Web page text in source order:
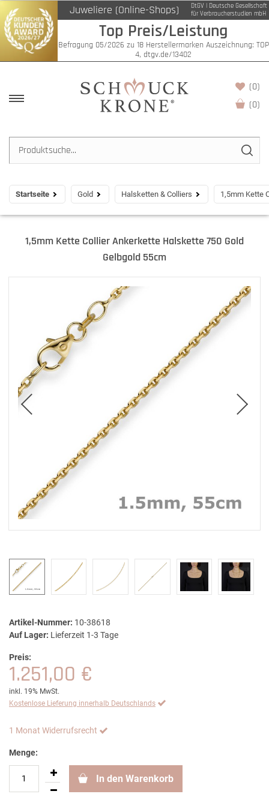
Juweliere (Online-Shops)
DtGV | Deutsche Gesellschaft
für Verbraucherstudien mbH
Top Preis/Leistung
Befragung 05/2026 zu 18 Herstellermarken Auszeichnung: TOP
4, dtgv.de/13402
(0)
(0)
Startseite Gold Halsketten & Colliers 1,5mm Kette
1,5mm Kette Collier Ankerkette Halskette 750 Gold
Gelbgold 55cm
Artikel-Nummer: 10-38618
Auf Lager: Lieferzeit 1-3 Tage
Preis:
1.251,00 €
inkl. 19% MwSt.
Kostenlose Lieferung innerhalb Deutschlands
1 Monat Widerrufsrecht
Menge:
In den Warenkorb